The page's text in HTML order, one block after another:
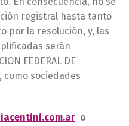
registral hasta tanto
por la resolución, y, las
serán
FEDERAL DE
como sociedades
o